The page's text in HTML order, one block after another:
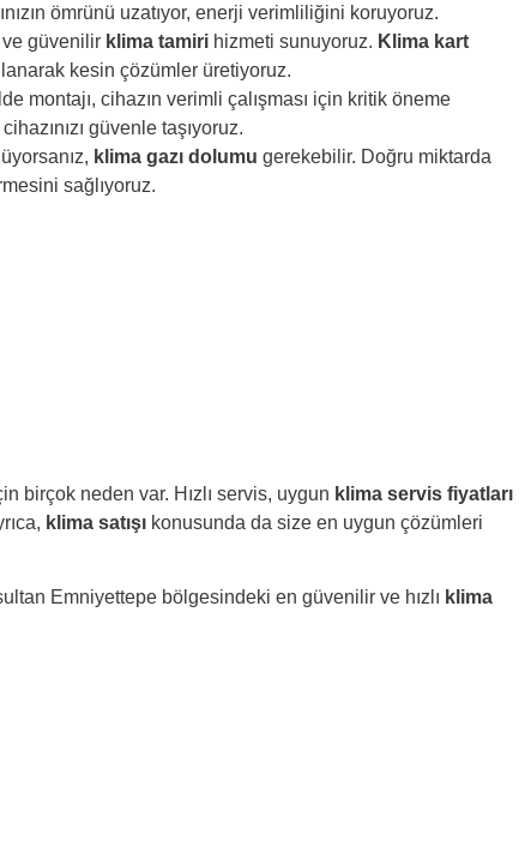
ömrünü uzatıyor, enerji verimliliğini koruyoruz.
ve güvenilir klima tamiri hizmeti sunuyoruz. Klima kart
kesin çözümler üretiyoruz.
montajı, cihazın verimli çalışması için kritik öneme
güvenle taşıyoruz.
klima gazı dolumu gerekebilir. Doğru miktarda
sağlıyoruz.
birçok neden var. Hızlı servis, uygun klima servis fiyatları
klima satışı konusunda da size en uygun çözümleri
Emniyettepe bölgesindeki en güvenilir ve hızlı klima